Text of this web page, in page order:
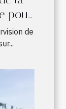
pour
de